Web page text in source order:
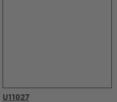
U11027